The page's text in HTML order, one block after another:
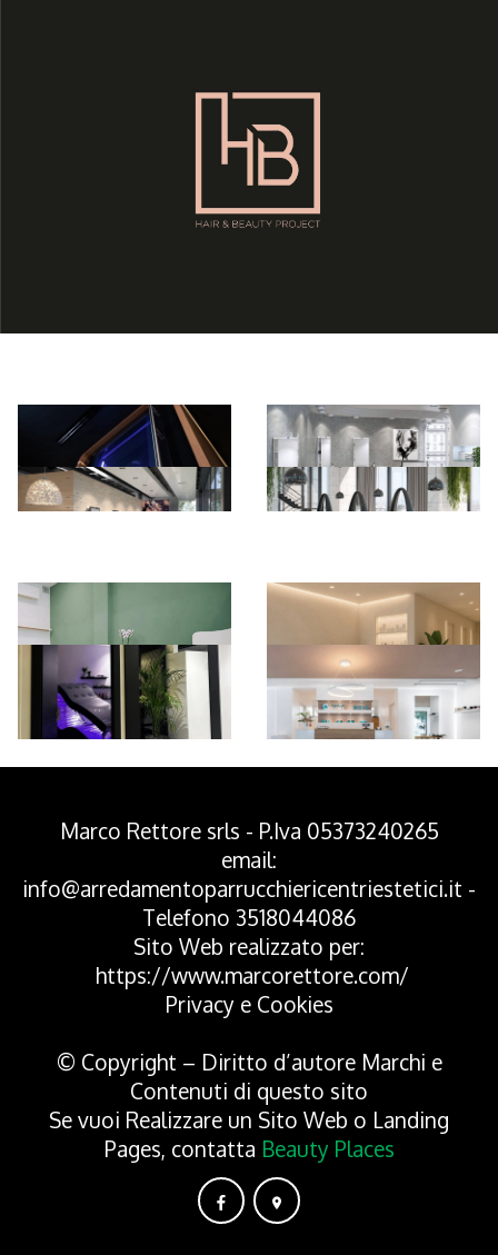
Marco Rettore srls - P.Iva 05373240265
email:
info@arredamentoparrucchiericentriestetici.it -
Telefono 3518044086
Sito Web realizzato per:
https://www.marcorettore.com/
Privacy e Cookies
© Copyright – Diritto d’autore Marchi e
Contenuti di questo sito
Se vuoi Realizzare un Sito Web o Landing
Pages, contatta Beauty Places